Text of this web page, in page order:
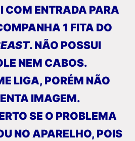
COM ENTRADA PARA
1 FITA DO
. NÃO POSSUI
NEM CABOS.
LIGA, PORÉM NÃO
IMAGEM.
SE O PROBLEMA
NO APARELHO, POIS